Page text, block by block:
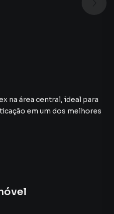
na área central, ideal para
em um dos melhores
incluindo 1 suíte